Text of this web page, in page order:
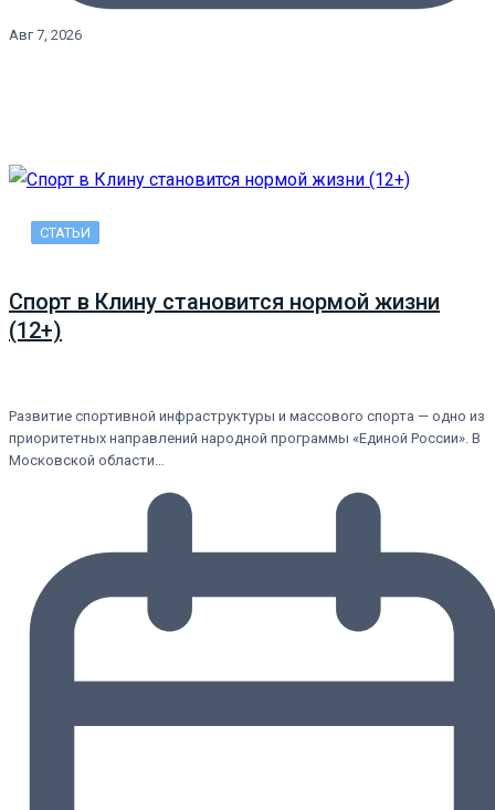
Авг 7, 2026
СТАТЬИ
Спорт в Клину становится нормой жизни
(12+)
Развитие спортивной инфраструктуры и массового спорта — одно из
приоритетных направлений народной программы «Единой России». В
Московской области…